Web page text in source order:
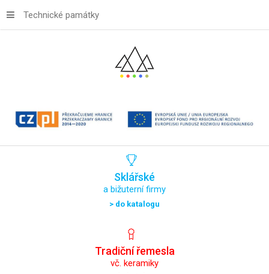
Technické památky
Sklářské
a bižuterní firmy
> do katalogu
Tradiční řemesla
vč. keramiky